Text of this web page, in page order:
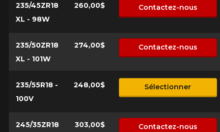
235/45ZR18
XL - 98W
260,00$ Contactez-nous
235/50ZR18
XL - 101W
274,00$ Contactez-nous
235/55R18 -
100V
248,00$ Sélectionner
245/35ZR18
303,00$ Contactez-nous